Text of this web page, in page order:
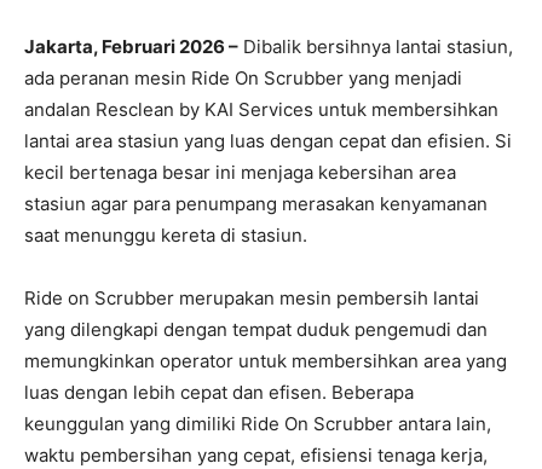
Jakarta, Februari 2026 – Dibalik bersihnya lantai stasiun,
ada peranan mesin Ride On Scrubber yang menjadi
andalan Resclean by KAI Services untuk membersihkan
lantai area stasiun yang luas dengan cepat dan efisien. Si
kecil bertenaga besar ini menjaga kebersihan area
stasiun agar para penumpang merasakan kenyamanan
saat menunggu kereta di stasiun.
Ride on Scrubber merupakan mesin pembersih lantai
yang dilengkapi dengan tempat duduk pengemudi dan
memungkinkan operator untuk membersihkan area yang
luas dengan lebih cepat dan efisen. Beberapa
keunggulan yang dimiliki Ride On Scrubber antara lain,
waktu pembersihan yang cepat, efisiensi tenaga kerja,